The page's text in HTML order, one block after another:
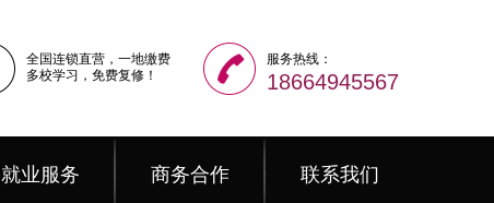
全国连锁直营，一地缴费
多校学习，免费复修！
服务热线：
18664945567
就业服务 商务合作 联系我们